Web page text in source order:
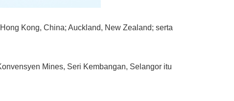
Kong, China; Auckland, New Zealand; serta
Mines, Seri Kembangan, Selangor itu